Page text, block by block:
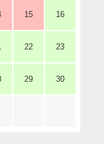
15 16
22 23
29 30